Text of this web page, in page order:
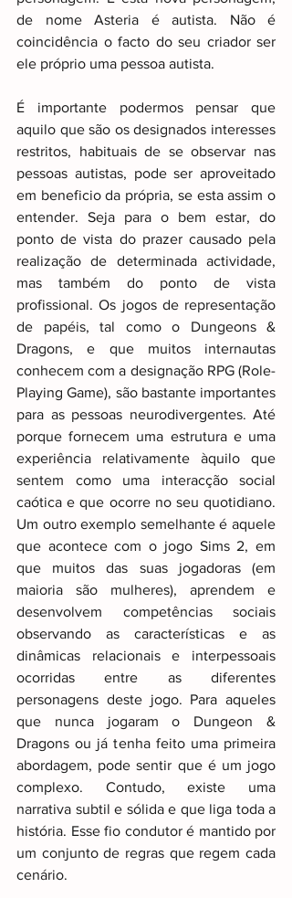
de nome Asteria é autista. Não é
coincidência o facto do seu criador ser
ele próprio uma pessoa autista.
É importante podermos pensar que
aquilo que são os designados interesses
restritos, habituais de se observar nas
pessoas autistas, pode ser aproveitado
em beneficio da própria, se esta assim o
entender. Seja para o bem estar, do
ponto de vista do prazer causado pela
realização de determinada actividade,
mas também do ponto de vista
profissional. Os jogos de representação
de papéis, tal como o Dungeons &
Dragons, e que muitos internautas
conhecem com a designação RPG (Role-
Playing Game), são bastante importantes
para as pessoas neurodivergentes. Até
porque fornecem uma estrutura e uma
experiência relativamente àquilo que
sentem como uma interacção social
caótica e que ocorre no seu quotidiano.
Um outro exemplo semelhante é aquele
que acontece com o jogo Sims 2, em
que muitos das suas jogadoras (em
maioria são mulheres), aprendem e
desenvolvem competências sociais
observando as características e as
dinâmicas relacionais e interpessoais
ocorridas entre as diferentes
personagens deste jogo. Para aqueles
que nunca jogaram o Dungeon &
Dragons ou já tenha feito uma primeira
abordagem, pode sentir que é um jogo
complexo. Contudo, existe uma
narrativa subtil e sólida e que liga toda a
história. Esse fio condutor é mantido por
um conjunto de regras que regem cada
cenário.